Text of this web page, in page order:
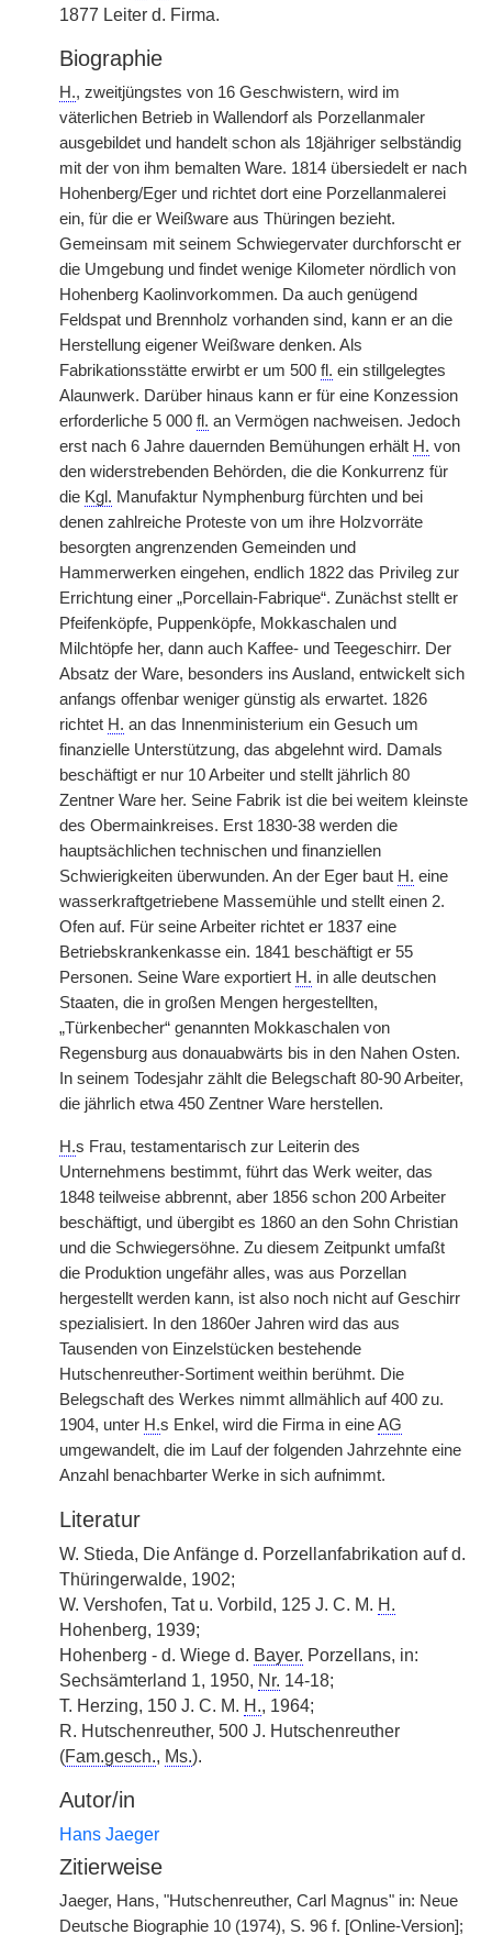
1877 Leiter d. Firma.
Biographie
H., zweitjüngstes von 16 Geschwistern, wird im
väterlichen Betrieb in Wallendorf als Porzellanmaler
ausgebildet und handelt schon als 18jähriger selbständig
mit der von ihm bemalten Ware. 1814 übersiedelt er nach
Hohenberg/Eger und richtet dort eine Porzellanmalerei
ein, für die er Weißware aus Thüringen bezieht.
Gemeinsam mit seinem Schwiegervater durchforscht er
die Umgebung und findet wenige Kilometer nördlich von
Hohenberg Kaolinvorkommen. Da auch genügend
Feldspat und Brennholz vorhanden sind, kann er an die
Herstellung eigener Weißware denken. Als
Fabrikationsstätte erwirbt er um 500 fl. ein stillgelegtes
Alaunwerk. Darüber hinaus kann er für eine Konzession
erforderliche 5 000 fl. an Vermögen nachweisen. Jedoch
erst nach 6 Jahre dauernden Bemühungen erhält H. von
den widerstrebenden Behörden, die die Konkurrenz für
die Kgl. Manufaktur Nymphenburg fürchten und bei
denen zahlreiche Proteste von um ihre Holzvorräte
besorgten angrenzenden Gemeinden und
Hammerwerken eingehen, endlich 1822 das Privileg zur
Errichtung einer „Porcellain-Fabrique“. Zunächst stellt er
Pfeifenköpfe, Puppenköpfe, Mokkaschalen und
Milchtöpfe her, dann auch Kaffee- und Teegeschirr. Der
Absatz der Ware, besonders ins Ausland, entwickelt sich
anfangs offenbar weniger günstig als erwartet. 1826
richtet H. an das Innenministerium ein Gesuch um
finanzielle Unterstützung, das abgelehnt wird. Damals
beschäftigt er nur 10 Arbeiter und stellt jährlich 80
Zentner Ware her. Seine Fabrik ist die bei weitem kleinste
des Obermainkreises. Erst 1830-38 werden die
hauptsächlichen technischen und finanziellen
Schwierigkeiten überwunden. An der Eger baut H. eine
wasserkraftgetriebene Massemühle und stellt einen 2.
Ofen auf. Für seine Arbeiter richtet er 1837 eine
Betriebskrankenkasse ein. 1841 beschäftigt er 55
Personen. Seine Ware exportiert H. in alle deutschen
Staaten, die in großen Mengen hergestellten,
„Türkenbecher“ genannten Mokkaschalen von
Regensburg aus donauabwärts bis in den Nahen Osten.
In seinem Todesjahr zählt die Belegschaft 80-90 Arbeiter,
die jährlich etwa 450 Zentner Ware herstellen.
H.s Frau, testamentarisch zur Leiterin des
Unternehmens bestimmt, führt das Werk weiter, das
1848 teilweise abbrennt, aber 1856 schon 200 Arbeiter
beschäftigt, und übergibt es 1860 an den Sohn Christian
und die Schwiegersöhne. Zu diesem Zeitpunkt umfaßt
die Produktion ungefähr alles, was aus Porzellan
hergestellt werden kann, ist also noch nicht auf Geschirr
spezialisiert. In den 1860er Jahren wird das aus
Tausenden von Einzelstücken bestehende
Hutschenreuther-Sortiment weithin berühmt. Die
Belegschaft des Werkes nimmt allmählich auf 400 zu.
1904, unter H.s Enkel, wird die Firma in eineAG
umgewandelt, die im Lauf der folgenden Jahrzehnte eine
Anzahl benachbarter Werke in sich aufnimmt.
Literatur
W. Stieda, Die Anfänge d. Porzellanfabrikation auf d.
Thüringerwalde, 1902;
W. Vershofen, Tat u. Vorbild, 125 J. C. M. H.
Hohenberg, 1939;
Hohenberg - d. Wiege d. Bayer. Porzellans, in:
Sechsämterland 1, 1950, Nr. 14-18;
T. Herzing, 150 J. C. M. H., 1964;
R. Hutschenreuther, 500 J. Hutschenreuther
(Fam.gesch., Ms.).
Autor/in
Hans Jaeger
Zitierweise
Jaeger, Hans, "Hutschenreuther, Carl Magnus" in: Neue
Deutsche Biographie 10 (1974), S. 96 f. [Online-Version];